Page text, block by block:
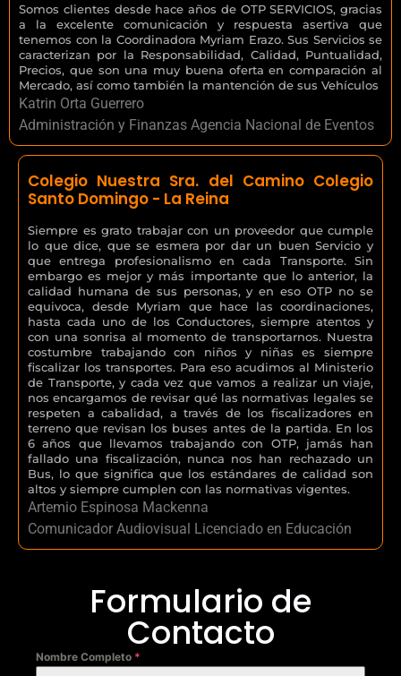
Somos clientes desde hace años de OTP SERVICIOS, gracias
a la excelente comunicación y respuesta asertiva que
tenemos con la Coordinadora Myriam Erazo. Sus Servicios se
caracterizan por la Responsabilidad, Calidad, Puntualidad,
Precios, que son una muy buena oferta en comparación al
Mercado, así como también la mantención de sus Vehículos
Katrin Orta Guerrero
Administración y Finanzas Agencia Nacional de Eventos
Colegio Nuestra Sra. del Camino Colegio
Santo Domingo - La Reina
Siempre es grato trabajar con un proveedor que cumple
lo que dice, que se esmera por dar un buen Servicio y
que entrega profesionalismo en cada Transporte. Sin
embargo es mejor y más importante que lo anterior, la
calidad humana de sus personas, y en eso OTP no se
equivoca, desde Myriam que hace las coordinaciones,
hasta cada uno de los Conductores, siempre atentos y
con una sonrisa al momento de transportarnos. Nuestra
costumbre trabajando con niños y niñas es siempre
fiscalizar los transportes. Para eso acudimos al Ministerio
de Transporte, y cada vez que vamos a realizar un viaje,
nos encargamos de revisar qué las normativas legales se
respeten a cabalidad, a través de los fiscalizadores en
terreno que revisan los buses antes de la partida. En los
6 años que llevamos trabajando con OTP, jamás han
fallado una fiscalización, nunca nos han rechazado un
Bus, lo que significa que los estándares de calidad son
altos y siempre cumplen con las normativas vigentes.
Artemio Espinosa Mackenna
Comunicador Audiovisual Licenciado en Educación
Formulario de
Contacto
Nombre Completo *